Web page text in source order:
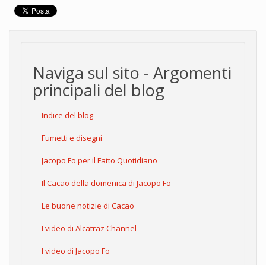
Naviga sul sito - Argomenti
principali del blog
Indice del blog
Fumetti e disegni
Jacopo Fo per il Fatto Quotidiano
Il Cacao della domenica di Jacopo Fo
Le buone notizie di Cacao
I video di Alcatraz Channel
I video di Jacopo Fo